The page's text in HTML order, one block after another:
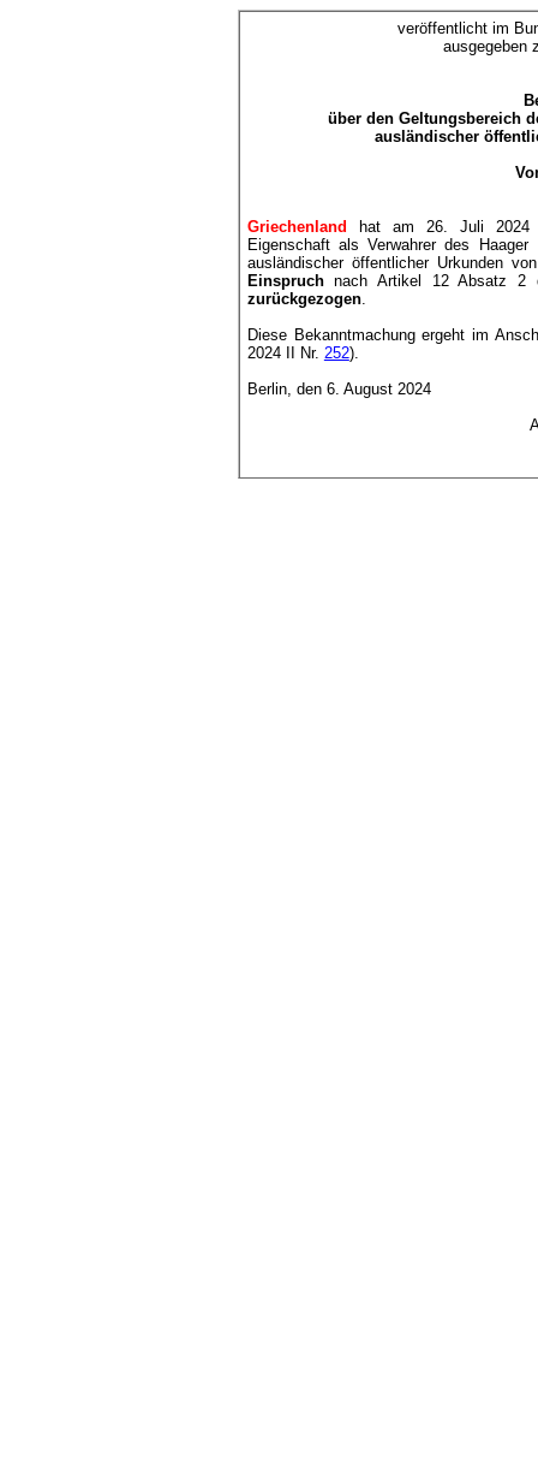
veröffentlicht im
ausgegeben
über den Geltungsbereich
ausländischer
Griechenland
hat am 26. Juli 2024
Eigenschaft als Verwahrer des
ausländischer öffentlicher Urkunden
Einspruchnach Artikel 12 Absatz 2
zurückgezogen.
Diese Bekanntmachung ergeht im
2024 II Nr. 252).
Berlin, den 6. August 2024